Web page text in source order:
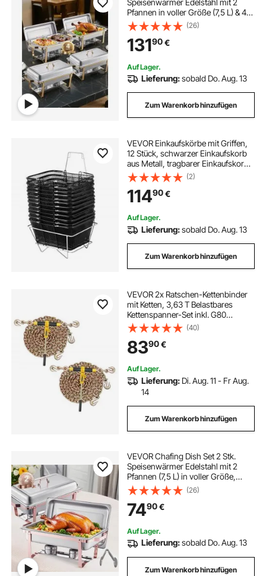
Speisenwärmer Edelstahl mit 2
Pfannen in voller Größe (7,5 L) & 4
halbgroßen Pfannen (4 L),
rechteckiger Catering-
Wärmespender mit Deckel &
Wasserpfannenständer, Gold
(26)
13190€
Auf Lager.
Lieferung:sobald Do. Aug. 13
Zum Warenkorb hinzufügen
VEVOR Einkaufskörbe mit Griffen,
12 Stück, schwarzer Einkaufskorb
aus Metall, tragbarer Einkaufskorb
aus Draht, schwarzes
Einkaufskorb-Set aus Drahtgeflecht
für Supermärkte,
Einzelhandelsgeschäfte,
Lebensmitteleinkauf, Schwarz
(2)
11490€
Auf Lager.
Lieferung:sobald Do. Aug. 13
Zum Warenkorb hinzufügen
VEVOR 2x Ratschen-Kettenbinder
mit Ketten, 3,63 T Belastbares
Kettenspanner-Set inkl. G80
Lastbinder 3,9m Zurrketten
Greifhaken & Handgriffe, Zum
Festbinden schwerer Lasten für
Flachbett LKW Anhänger
(40)
8390€
Auf Lager.
Lieferung: Di. Aug. 11 - Fr Aug.
14
Zum Warenkorb hinzufügen
VEVOR Chafing Dish Set 2 Stk.
Speisenwärmer Edelstahl mit 2
Pfannen (7,5 L) in voller Größe,
rechteckiger Catering-
Wärmespender mit Deckel &
Wasserpfannenständer &
Brennstoffhalter, Roségold
(26)
7490€
Auf Lager.
Lieferung:sobald Do. Aug. 13
Zum Warenkorb hinzufügen